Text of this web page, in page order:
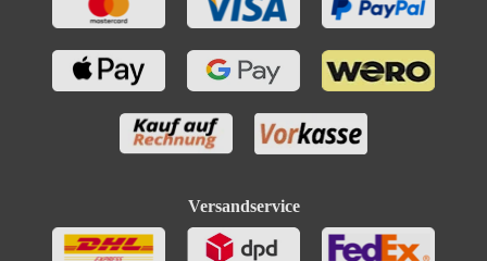
Versandservice